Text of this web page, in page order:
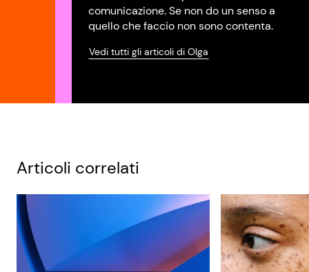
comunicazione. Se non do un senso a
quello che faccio non sono contenta.
Vedi tutti gli articoli di Olga
Articoli correlati